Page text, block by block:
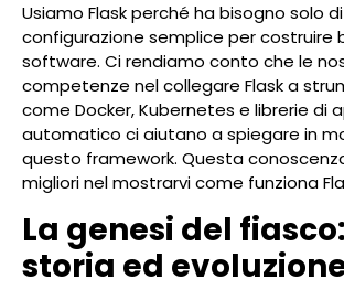
Usiamo Flask perché ha bisogno solo
configurazione semplice per costruire
software. Ci rendiamo conto che le
competenze nel collegare Flask a
come Docker, Kubernetes e librerie di
automatico ci aiutano a spiegare in
questo framework. Questa
migliori nel mostrarvi come funziona
La genesi del
storia ed